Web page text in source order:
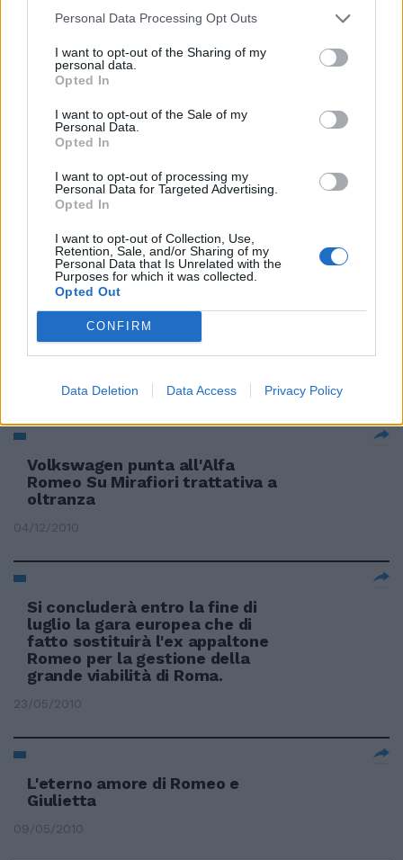
Personal Data Processing Opt Outs
I want to opt-out of the Sharing of my
personal data.
Opted In
I want to opt-out of the Sale of my
Personal Data.
Opted In
I want to opt-out of processing my
Personal Data for Targeted Advertising.
Opted In
I want to opt-out of Collection, Use,
Retention, Sale, and/or Sharing of my
Personal Data that Is Unrelated with the
Purposes for which it was collected.
Opted Out
CONFIRM
Data Deletion Data Access Privacy Policy
realizzata una citycar
04/09/2011
Addio a Rubino Romeo Salmonì
l'ebreo che ispirò «La vita è
10/07/2011
ARBITRI Romeo all'Olimpico,
Rizzoli alla Lazio Questi gli
18 Roma-Palermo Romeo: ore
20.45 Milan-Sampdoria Celi e
Parma-Inter Rocchi.
17/04/2011
Volkswagen punta all'Alfa
Romeo Su Mirafiori trattativa a
oltranza
04/12/2010
Si concluderà entro la fine di
luglio la gara europea che di
fatto sostituirà l'ex appaltone
Romeo per la gestione della
grande viabilità di Roma.
23/05/2010
L'eterno amore di Romeo e
Giulietta
09/05/2010